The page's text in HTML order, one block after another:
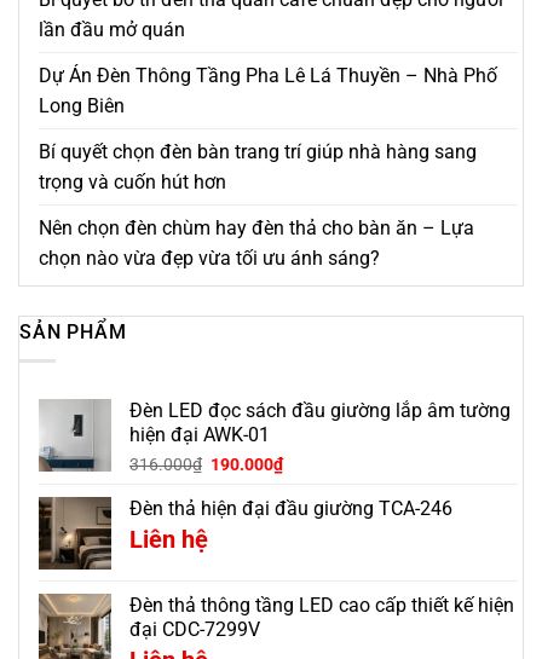
lần đầu mở quán
Dự Án Đèn Thông Tầng Pha Lê Lá Thuyền – Nhà Phố
Long Biên
Bí quyết chọn đèn bàn trang trí giúp nhà hàng sang
trọng và cuốn hút hơn
Nên chọn đèn chùm hay đèn thả cho bàn ăn – Lựa
chọn nào vừa đẹp vừa tối ưu ánh sáng?
SẢN PHẨM
Đèn LED đọc sách đầu giường lắp âm tường
hiện đại AWK-01
316.000₫ 190.000₫
Đèn thả hiện đại đầu giường TCA-246
Liên hệ
Đèn thả thông tầng LED cao cấp thiết kế hiện
đại CDC-7299V